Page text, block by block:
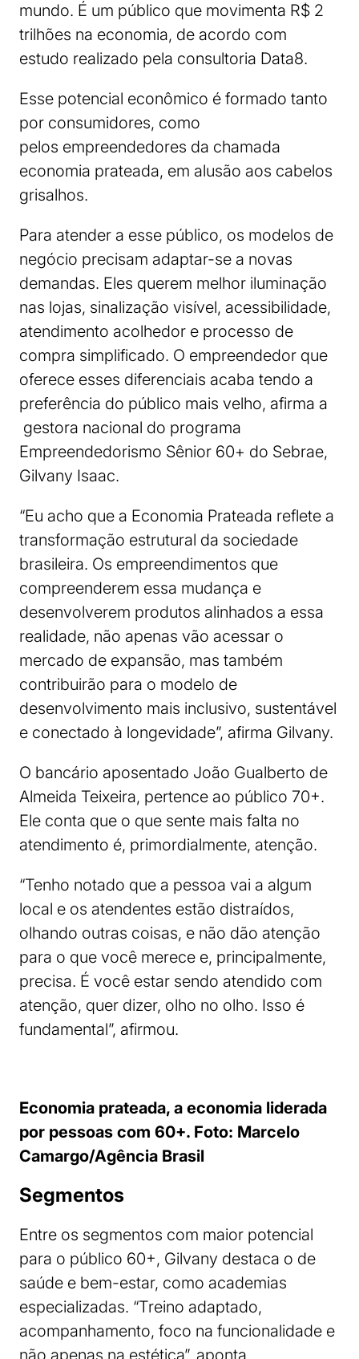
mundo. É um público que movimenta R$ 2
trilhões na economia, de acordo com
estudo realizado pela consultoria Data8.
Esse potencial econômico é formado tanto
por consumidores, como
pelos empreendedores da chamada
economia prateada, em alusão aos cabelos
grisalhos.
Para atender a esse público, os modelos de
negócio precisam adaptar-se a novas
demandas. Eles querem melhor iluminação
nas lojas, sinalização visível, acessibilidade,
atendimento acolhedor e processo de
compra simplificado. O empreendedor que
oferece esses diferenciais acaba tendo a
preferência do público mais velho, afirma a
gestora nacional do programa
Empreendedorismo Sênior 60+ do Sebrae,
Gilvany Isaac.
“Eu acho que a Economia Prateada reflete a
transformação estrutural da sociedade
brasileira. Os empreendimentos que
compreenderem essa mudança e
desenvolverem produtos alinhados a essa
realidade, não apenas vão acessar o
mercado de expansão, mas também
contribuirão para o modelo de
desenvolvimento mais inclusivo, sustentável
e conectado à longevidade”, afirma Gilvany.
O bancário aposentado João Gualberto de
Almeida Teixeira, pertence ao público 70+.
Ele conta que o que sente mais falta no
atendimento é, primordialmente, atenção.
“Tenho notado que a pessoa vai a algum
local e os atendentes estão distraídos,
olhando outras coisas, e não dão atenção
para o que você merece e, principalmente,
precisa. É você estar sendo atendido com
atenção, quer dizer, olho no olho. Isso é
fundamental”, afirmou.
Economia prateada, a economia liderada
por pessoas com 60+. Foto: Marcelo
Camargo/Agência Brasil
Segmentos
Entre os segmentos com maior potencial
para o público 60+, Gilvany destaca o de
saúde e bem-estar, como academias
especializadas. “Treino adaptado,
acompanhamento, foco na funcionalidade e
não apenas na estética”, aponta.